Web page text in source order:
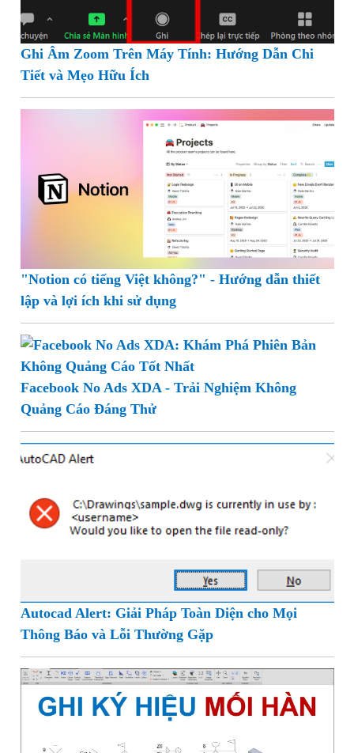
Ghi Âm Zoom Trên Máy Tính: Hướng Dẫn Chi
Tiết và Mẹo Hữu Ích
"Notion có tiếng Việt không?" - Hướng dẫn thiết
lập và lợi ích khi sử dụng
Facebook No Ads XDA - Trải Nghiệm Không
Quảng Cáo Đáng Thử
Autocad Alert: Giải Pháp Toàn Diện cho Mọi
Thông Báo và Lỗi Thường Gặp